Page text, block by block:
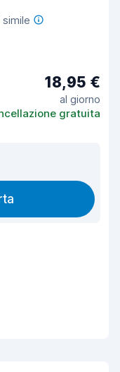
18,95 €
al giorno
gratuita